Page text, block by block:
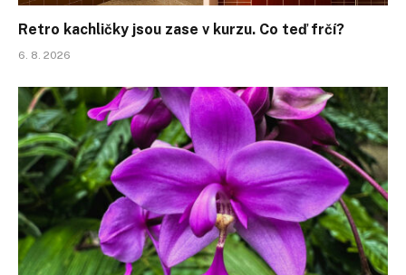
Retro kachličky jsou zase v kurzu. Co teď frčí?
6. 8. 2026